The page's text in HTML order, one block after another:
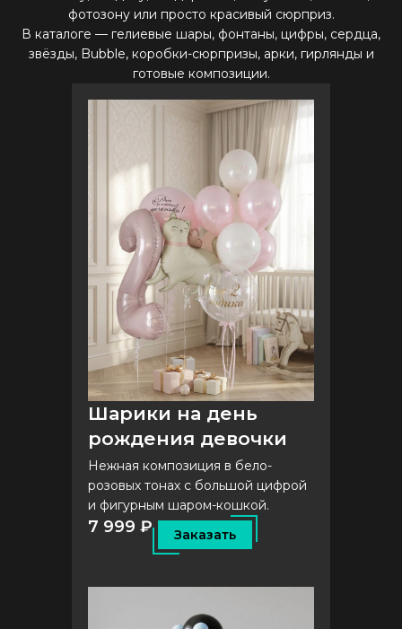
фотозону или просто красивый сюрприз.
В каталоге — гелиевые шары, фонтаны, цифры, сердца,
звёзды, Bubble, коробки-сюрпризы, арки, гирлянды и
готовые композиции.
Шарики на день
рождения девочки
Нежная композиция в бело-
розовых тонах с большой цифрой
и фигурным шаром-кошкой.
7 999 ₽ Заказать